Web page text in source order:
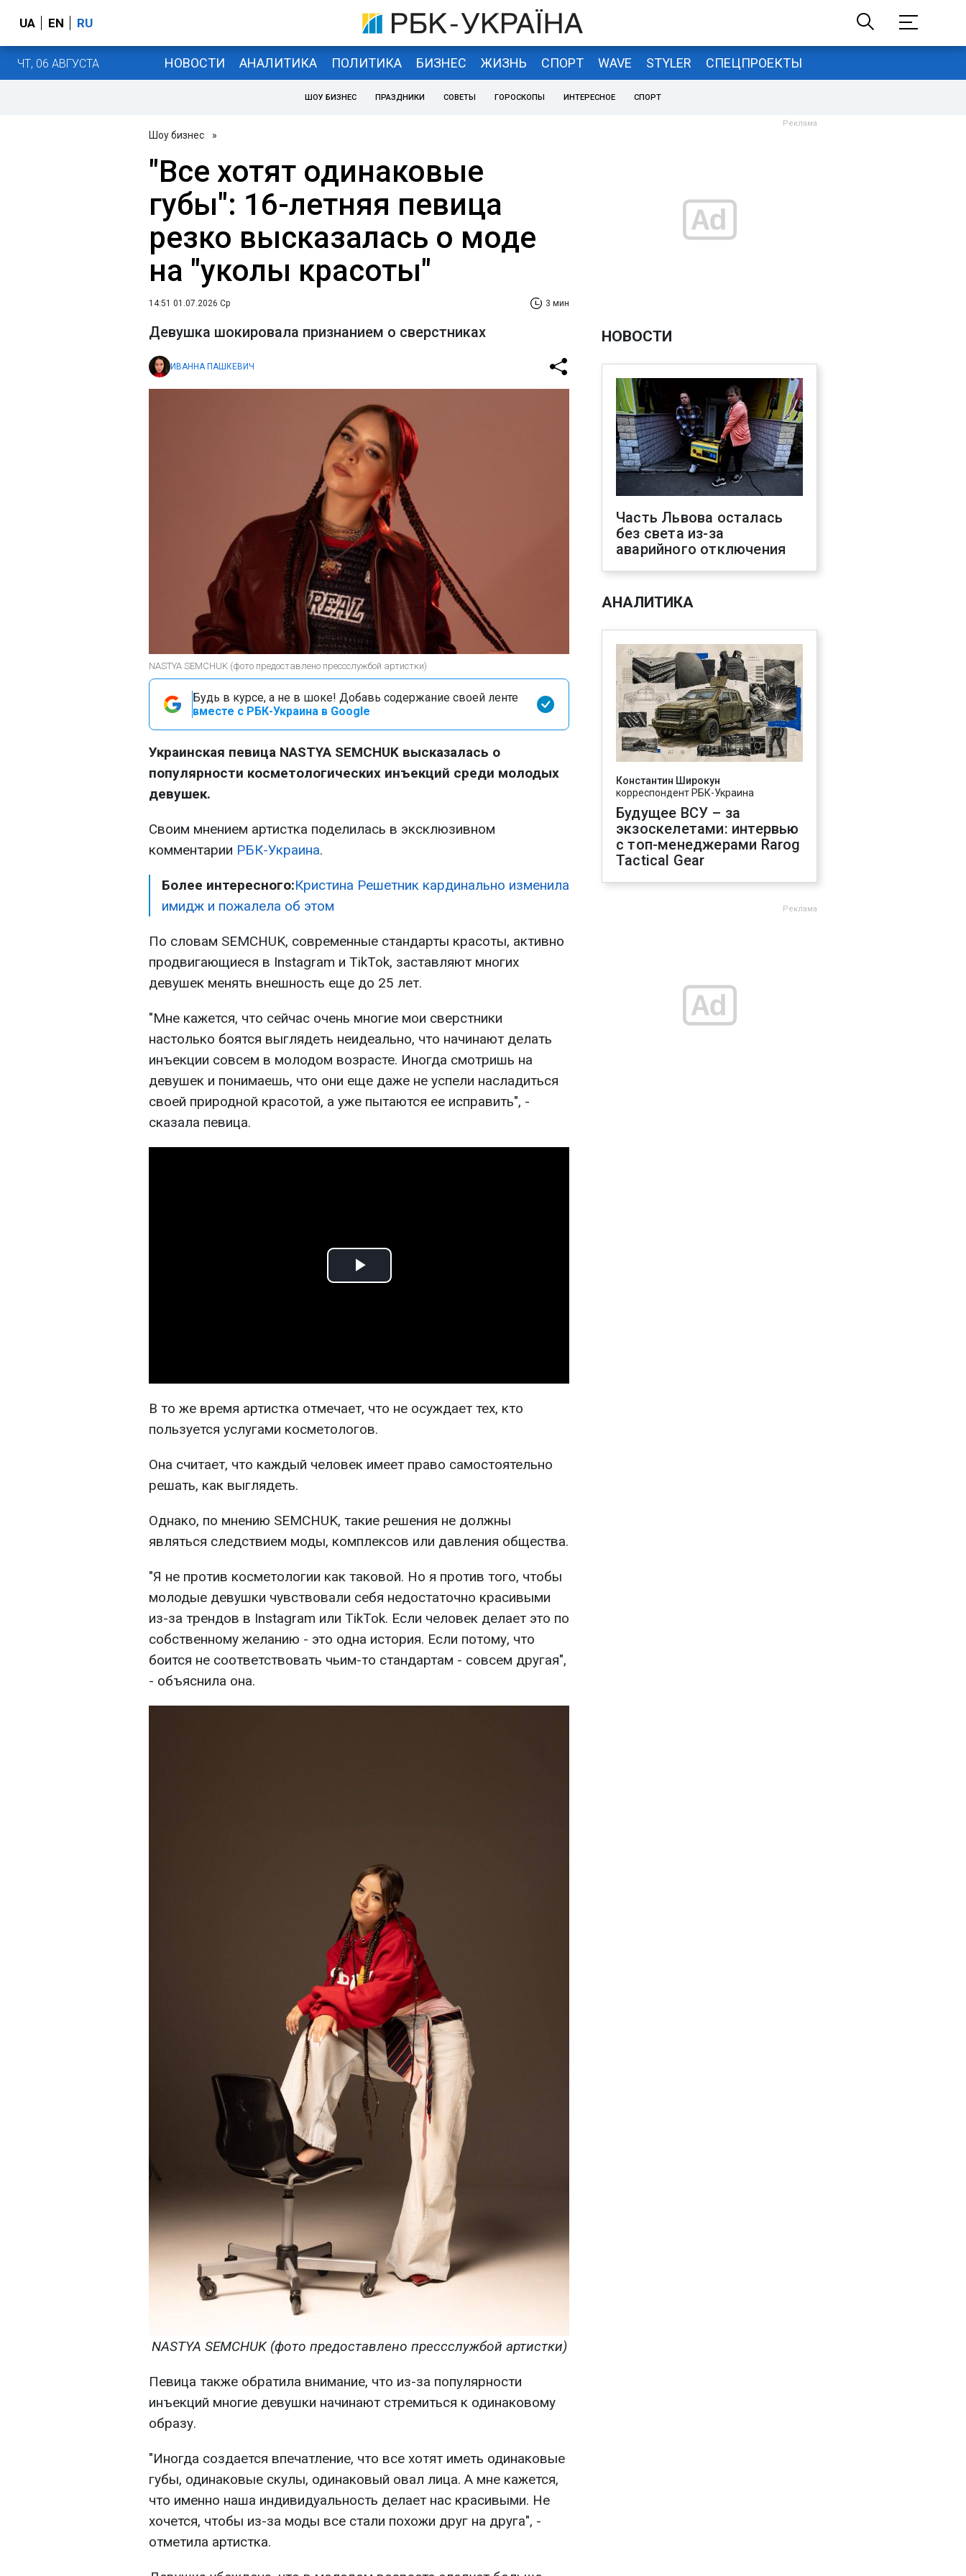
UA EN RU
ЧТ, 06 АВГУСТА НОВОСТИ АНАЛИТИКА ПОЛИТИКА БИЗНЕС ЖИЗНЬ СПОРТ WAVE STYLER СПЕЦПРОЕКТЫ
ШОУ БИЗНЕС ПРАЗДНИКИ СОВЕТЫ ГОРОСКОПЫ ИНТЕРЕСНОЕ СПОРТ
Шоу бизнес »
"Все хотят одинаковые
губы": 16-летняя певица
резко высказалась о моде
на "уколы красоты"
14:51 01.07.2026 Ср 3 мин
Девушка шокировала признанием о сверстниках
ИВАННА ПАШКЕВИЧ
NASTYA SEMCHUK (фото предоставлено прессслужбой артистки)
Будь в курсе, а не в шоке! Добавь содержание своей ленте
вместе с РБК-Украина в Google
Украинская певица NASTYA SEMCHUK высказалась о
популярности косметологических инъекций среди молодых
девушек.
Своим мнением артистка поделилась в эксклюзивном
комментарии РБК-Украина.
Более интересного:Кристина Решетник кардинально изменила
имидж и пожалела об этом
По словам SEMCHUK, современные стандарты красоты, активно
продвигающиеся в Instagram и TikTok, заставляют многих
девушек менять внешность еще до 25 лет.
"Мне кажется, что сейчас очень многие мои сверстники
настолько боятся выглядеть неидеально, что начинают делать
инъекции совсем в молодом возрасте. Иногда смотришь на
девушек и понимаешь, что они еще даже не успели насладиться
своей природной красотой, а уже пытаются ее исправить", -
сказала певица.
Play
В то же время артистка отмечает, что не осуждает тех, кто
пользуется услугами косметологов.
Она считает, что каждый человек имеет право самостоятельно
решать, как выглядеть.
Однако, по мнению SEMCHUK, такие решения не должны
являться следствием моды, комплексов или давления общества.
"Я не против косметологии как таковой. Но я против того, чтобы
молодые девушки чувствовали себя недостаточно красивыми
из-за трендов в Instagram или TikTok. Если человек делает это по
собственному желанию - это одна история. Если потому, что
боится не соответствовать чьим-то стандартам - совсем другая",
- объяснила она.
NASTYA SEMCHUK (фото предоставлено прессслужбой артистки)
Певица также обратила внимание, что из-за популярности
инъекций многие девушки начинают стремиться к одинаковому
образу.
"Иногда создается впечатление, что все хотят иметь одинаковые
губы, одинаковые скулы, одинаковый овал лица. А мне кажется,
что именно наша индивидуальность делает нас красивыми. Не
хочется, чтобы из-за моды все стали похожи друг на друга", -
отметила артистка.
НОВОСТИ
Часть Львова осталась
без света из-за
аварийного отключения
АНАЛИТИКА
Константин Широкун
корреспондент РБК-Украина
Будущее ВСУ – за
экзоскелетами: интервью
с топ-менеджерами Rarog
Tactical Gear